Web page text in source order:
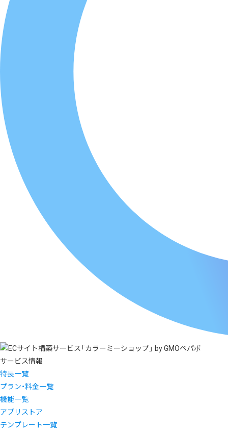
サービス情報
特長一覧
プラン・料金一覧
機能一覧
アプリストア
テンプレート一覧